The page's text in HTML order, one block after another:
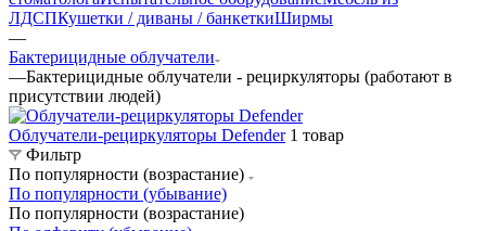
ЛДСПКушетки / диваны / банкеткиШирмы
—
Бактерицидные облучатели
—Бактерицидные облучатели - рециркуляторы (работают в
присутствии людей)
Облучатели-рециркуляторы Defender 1 товар
Фильтр
По популярности (возрастание)
По популярности (убывание)
По популярности (возрастание)